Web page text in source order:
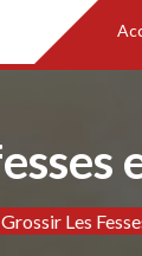
Les